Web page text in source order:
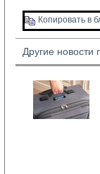
Копировать в
Другие новости